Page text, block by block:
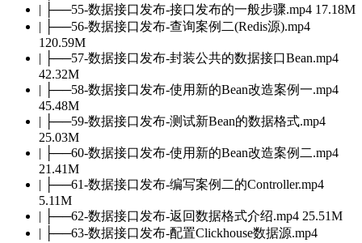
| ├──55-数据接口发布-接口发布的一般步骤.mp4 17.18M
| ├──56-数据接口发布-查询案例二(Redis源).mp4
120.59M
| ├──57-数据接口发布-封装公共的数据接口Bean.mp4
42.32M
| ├──58-数据接口发布-使用新的Bean改造案例一.mp4
45.48M
| ├──59-数据接口发布-测试新Bean的数据格式.mp4
25.03M
| ├──60-数据接口发布-使用新的Bean改造案例二.mp4
21.41M
| ├──61-数据接口发布-编写案例二的Controller.mp4
5.11M
| ├──62-数据接口发布-返回数据格式介绍.mp4 25.51M
| ├──63-数据接口发布-配置Clickhouse数据源.mp4